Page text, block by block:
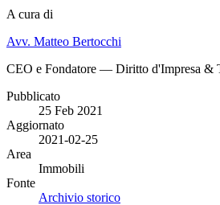
A cura di
Avv. Matteo Bertocchi
CEO e Fondatore — Diritto d'Impresa &
Pubblicato
25 Feb 2021
Aggiornato
2021-02-25
Area
Immobili
Fonte
Archivio storico